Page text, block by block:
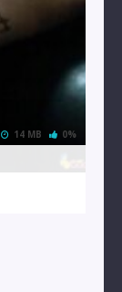
14 MB 0%